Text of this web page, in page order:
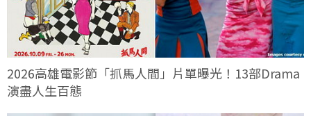
2026高雄電影節「抓馬人間」片單曝光！13部Drama
演盡人生百態